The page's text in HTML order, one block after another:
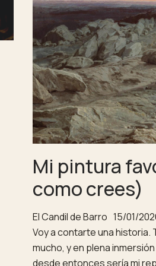
Mi pintura
como crees)
El Candil de Barro 15/01/
Voy a contarte una historia.
mucho, y en plena
desde entonces sería mi